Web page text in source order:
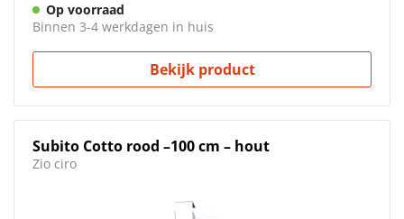
Op voorraad
Binnen 3-4 werkdagen in huis
Bekijk product
Subito Cotto rood –100 cm – hout
Zio ciro